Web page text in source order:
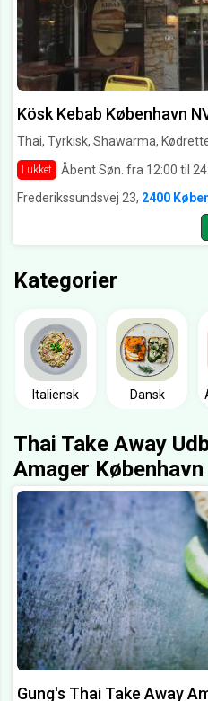
Kösk Kebab København
Thai, Tyrkisk, Shawarma,
Lukket Åbent Søn. fra 12:00 til
Frederikssundsvej 23, 2400
Kategorier
Italiensk Dansk
Thai Take Away
Amager København
Gung's Thai Take Away